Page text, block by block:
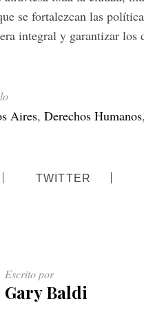
se fortalezcan las
integral y garantizar los
Aires, Derechos Humanos,
TWITTER
Escrito por
Gary Baldi